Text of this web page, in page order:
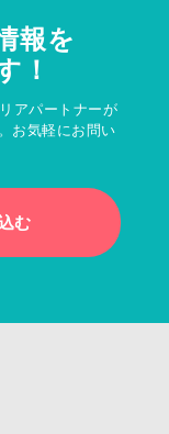
報を
！
アパートナーが
お気軽にお問い
む